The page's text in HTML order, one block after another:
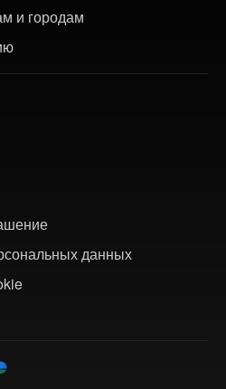
и городам
данных